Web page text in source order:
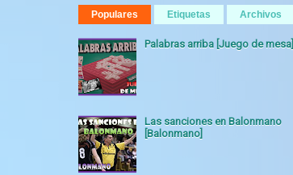
Populares Etiquetas Archivos
Palabras arriba [Juego de mesa]
Las sanciones en Balonmano
[Balonmano]